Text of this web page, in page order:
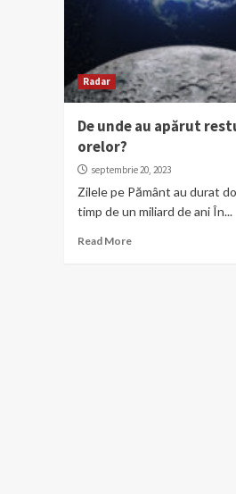
Radar
De unde au apărut
orelor?
septembrie 20, 2023
Zilele pe Pământ au durat
timp de un miliard de ani În...
Read More